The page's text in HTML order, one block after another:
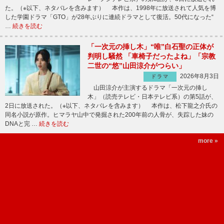
た。（※以下、ネタバレを含みます） 本作は、1998年に放送されて人気を博
した学園ドラマ「GTO」が28年ぶりに連続ドラマとして復活。50代になった“
続きを読む
「一次元の挿し木」“唯”白石聖の正体が
判明し騒然 「車椅子だったよね」「宗教
二世の“悠”山田涼介がつらい」
ドラマ
2026年8月3日
山田涼介が主演するドラマ「一次元の挿し
木」（読売テレビ・日本テレビ系）の第5話が、
2日に放送された。（※以下、ネタバレを含みます） 本作は、松下龍之介氏の
同名小説が原作。ヒマラヤ山中で発掘された200年前の人骨が、失踪した妹の
DNAと完 … 続きを読む
more »